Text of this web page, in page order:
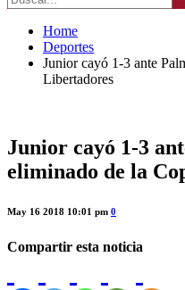
Home
Deportes
Junior cayó 1-3 ante
Libertadores
Junior cayó 1-3
eliminado de la
May 16 2018 10:01 pm 0
Compartir esta noticia